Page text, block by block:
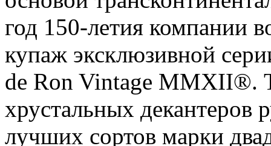
год 150-летия компании
купаж эксклюзивной
de Ron Vintage MMXII®.
хрустальных декантеров
лучших сортов марки